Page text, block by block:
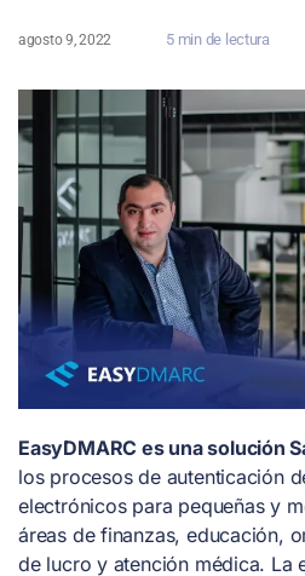
agosto 9, 2022 5 min de lectura
EasyDMARC es una solución
los procesos de autenticación
electrónicos para pequeñas y
áreas de finanzas, educación,
de lucro y atención médica. La